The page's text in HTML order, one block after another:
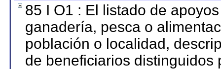
85 I O1 : El listado de
ganadería, pesca o
población o localidad,
de beneficiarios distinguidos